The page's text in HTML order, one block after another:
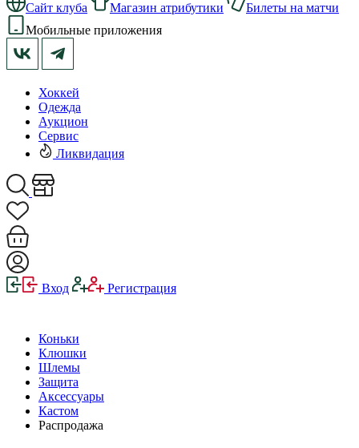
Сайт клуба Магазин атрибутики
Билеты на матчи
Мобильные приложения
Хоккей
Одежда
Аукцион
Сервис
Ликвидация
Вход Регистрация
Коньки
Клюшки
Шлемы
Защита
Аксессуары
Кастом
Распродажа